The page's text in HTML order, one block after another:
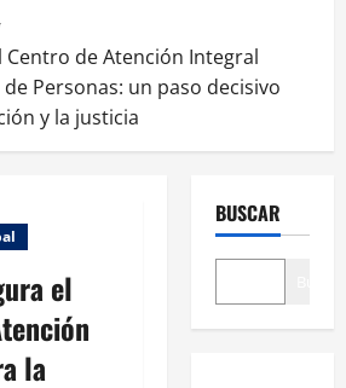
Centro de Atención Integral
Personas: un paso decisivo
y la justicia
el
la
BUSCAR